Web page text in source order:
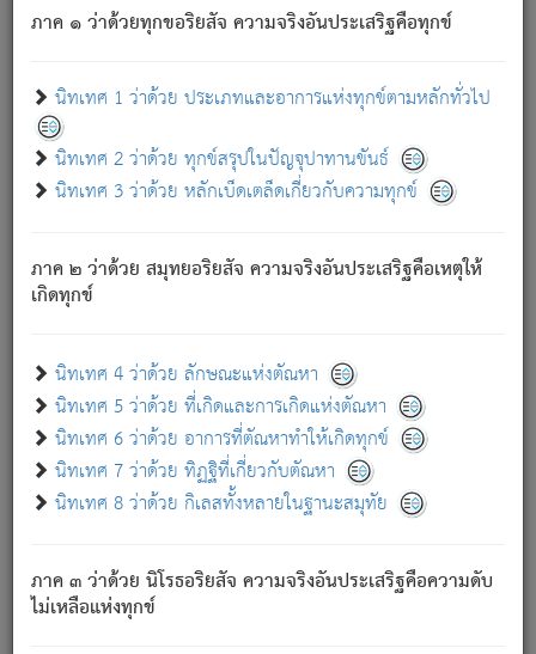
ภาค ๑ ว่าด้วยทุกขอริยสัจ ความจริงอันประเสริฐคือทุกข์
นิทเทศ 1 ว่าด้วย ประเภทและอาการแห่งทุกข์ตามหลักทั่วไป
นิทเทศ 2 ว่าด้วย ทุกข์สรุปในปัญจุปาทานขันธ์
นิทเทศ 3 ว่าด้วย หลักเบ็ดเตล็ดเกี่ยวกับความทุกข์
ภาค ๒ ว่าด้วย สมุทยอริยสัจ ความจริงอันประเสริฐคือเหตุให้
เกิดทุกข์
นิทเทศ 4 ว่าด้วย ลักษณะแห่งตัณหา
นิทเทศ 5 ว่าด้วย ที่เกิดและการเกิดแห่งตัณหา
นิทเทศ 6 ว่าด้วย อาการที่ตัณหาทำให้เกิดทุกข์
นิทเทศ 7 ว่าด้วย ทิฏฐิที่เกี่ยวกับตัณหา
นิทเทศ 8 ว่าด้วย กิเลสทั้งหลายในฐานะสมุทัย
ภาค ๓ ว่าด้วย นิโรธอริยสัจ ความจริงอันประเสริฐคือความดับ
ไม่เหลือแห่งทุกข์
ภพ ว่ามีได้เพราะวิภพ[2]: เรากล่าวว่า สมณะหรือพราหมณ์ทั้ง
ปวงนั้น ก็ยังสลัดภพออกไปไม่ได้.
ก็ทุกข์นี้มีขึ้น เพราะอาศัยซึ่งอุปธิทั้งปวง.
เพราะความสิ้นไปแห่งอุปาทานทั้งปวง ความเกิดขึ้นแห่ง
ทุกข์จึงไม่มี.
ท่านจงดูโลกนี้เถิด (จะเห็นว่า) สัตว์ทั้งหลายอันอวิชาหนา
แน่นบังหนาแล้ว; และว่า สัตว์ผู้ยินดีในภพอันเป็นแล้วนั้น ย่อม
อันเป็นไปในที่หรือเวลาทั้งปวง[3]เพื่อความมีแห่งประโยชน์โดย
ประการทั้งปวง; ภพทั้งหลายทั้งหมดนั้น ไม่เที่ยง เป็นทุกข์ มี
ความแปรปรวนเป็นธรรมดา.
อย่างนี้อยู่; เขาย่อมละภวตัณหาได้ และไม่เพลิดเพลินวิภวตัณหา
ด้วย.
ความดับเพราะความสำรอกไม่เหลือ (แห่งภพทั้งหลาย)
เพราะความสิ้นไปแห่งตัณหาโดยประการทั้งปวง นั้นคือ
นิพพาน.
ภพใหม่ย่อมไม่มีแก่ภิกษุนั้น ผู้ดับเย็นสนิทแล้ว เพราะไม่มี
ภิกษุนั้น เป็นผู้ครอบงำมารได้แล้ว ชนะสงครามแล้ว ก้าวล่วง
ภพทั้งหลายทั้งปวงได้แล้ว เป็นผู้คงที่ (คือไม่เปลี่ยนแปลงอีกต่อ